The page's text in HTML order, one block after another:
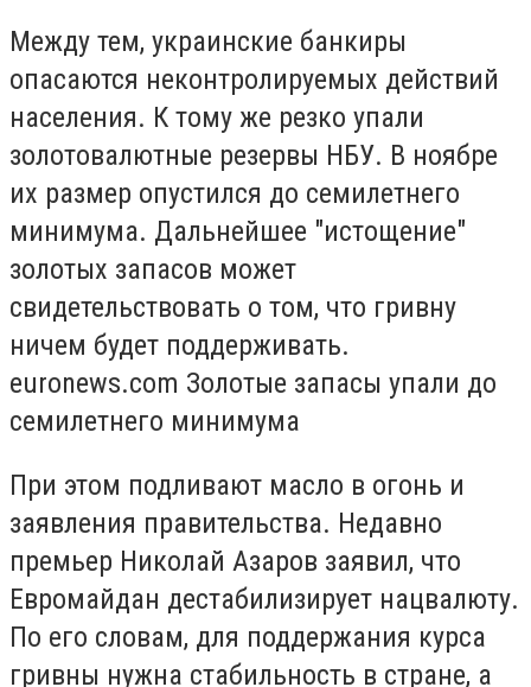
Между тем, украинские банкиры
опасаются неконтролируемых действий
населения. К тому же резко упали
золотовалютные резервы НБУ. В ноябре
их размер опустился до семилетнего
минимума. Дальнейшее "истощение"
золотых запасов может
свидетельствовать о том, что гривну
ничем будет поддерживать.
euronews.com Золотые запасы упали до
семилетнего минимума
При этом подливают масло в огонь и
заявления правительства. Недавно
премьер Николай Азаров заявил, что
Евромайдан дестабилизирует нацвалюту.
По его словам, для поддержания курса
гривны нужна стабильность в стране, а